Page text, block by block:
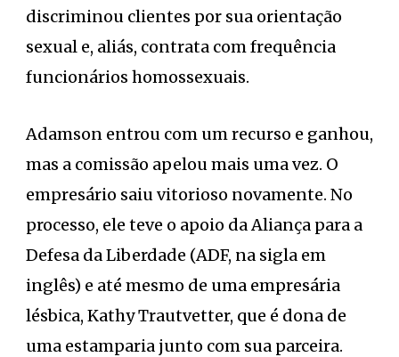
discriminou clientes por sua orientação
sexual e, aliás, contrata com frequência
funcionários homossexuais.
Adamson entrou com um recurso e ganhou,
mas a comissão apelou mais uma vez. O
empresário saiu vitorioso novamente. No
processo, ele teve o apoio da Aliança para a
Defesa da Liberdade (ADF, na sigla em
inglês) e até mesmo de uma empresária
lésbica, Kathy Trautvetter, que é dona de
uma estamparia junto com sua parceira.